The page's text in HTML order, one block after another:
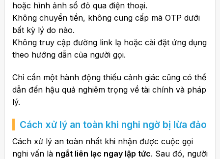
hoặc hình ảnh sổ đỏ qua điện thoại.
Không chuyển tiền, không cung cấp mã OTP dưới
bất kỳ lý do nào.
Không truy cập đường link lạ hoặc cài đặt ứng dụng
theo hướng dẫn của người gọi.
Chỉ cần một hành động thiếu cảnh giác cũng có thể
dẫn đến hậu quả nghiêm trọng về tài chính và pháp
lý.
Cách xử lý an toàn khi nghi ngờ bị lừa đảo
Cách xử lý an toàn nhất khi nhận được cuộc gọi
nghi vấn là ngắt liên lạc ngay lập tức. Sau đó, người